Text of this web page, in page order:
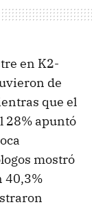
en K2-
de
que el
28% apuntó
mostró
40,3%